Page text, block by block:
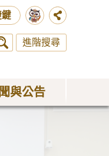
鍵
進階搜尋
與公告